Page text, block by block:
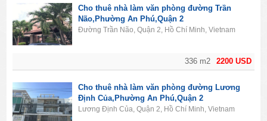
2200 USD
336 m2
Cho thuê nhà làm văn phòng đường Trần
Não,Phường An Phú,Quận 2
Đường Trần Não, Quận 2, Hồ Chí Minh, Vietnam
Cho thuê nhà làm văn phòng đường Lương
Định Của,Phường An Phú,Quận 2
Lương Định Của, Quận 2, Hồ Chí Minh, Vietnam